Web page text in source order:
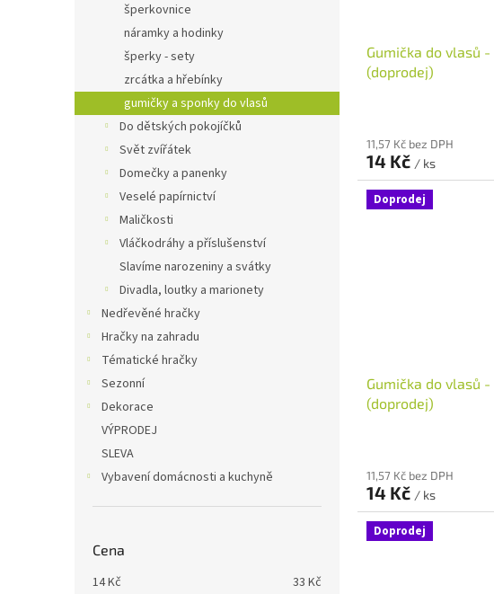
šperkovnice
náramky a hodinky
šperky - sety
zrcátka a hřebínky
gumičky a sponky do vlasů
Do dětských pokojíčků
Svět zvířátek
Domečky a panenky
Veselé papírnictví
Maličkosti
Vláčkodráhy a příslušenství
Slavíme narozeniny a svátky
Divadla, loutky a marionety
Nedřevěné hračky
Hračky na zahradu
Tématické hračky
Sezonní
Dekorace
VÝPRODEJ
SLEVA
Vybavení domácnosti a kuchyně
Cena
14Kč 33 Kč
Gumička do vlasů -
(doprodej)
11,57 Kč bez DPH
14 Kč / ks
Doprodej
Gumička do vlasů
(doprodej)
11,57 Kč bez DPH
14 Kč / ks
Doprodej